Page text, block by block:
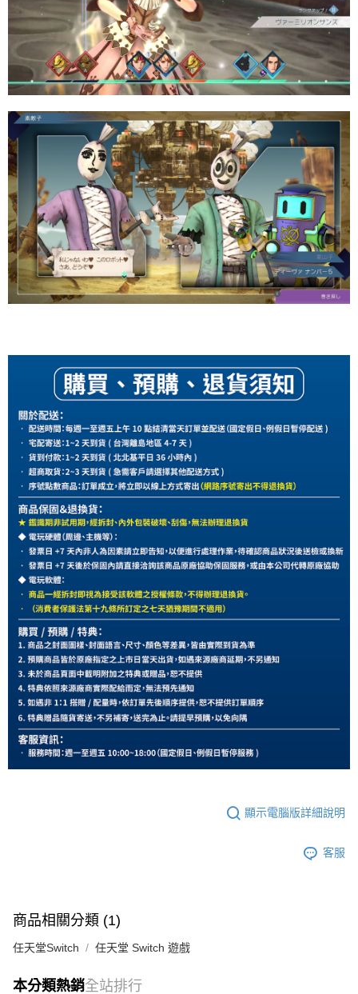
顯示電腦版詳細說明
客服
商品相關分類 (1)
任天堂Switch 任天堂 Switch 遊戲
本分類熱銷全站排行